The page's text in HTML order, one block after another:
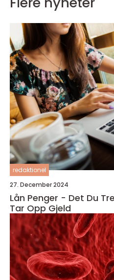
redaktionel
27. December 2024
Lån Penger - Det Du
Tar Opp Gjeld